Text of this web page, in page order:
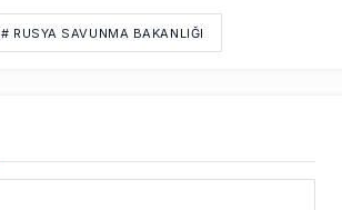
# RUSYA SAVUNMA BAKANLIĞI